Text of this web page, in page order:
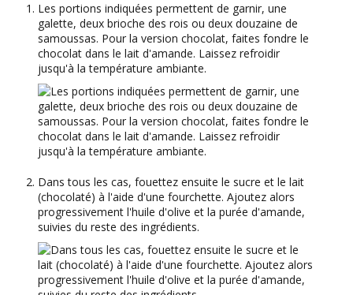
Les portions indiquées permettent de garnir, une
galette, deux brioche des rois ou deux douzaine de
samoussas. Pour la version chocolat, faites fondre le
chocolat dans le lait d'amande. Laissez refroidir
jusqu'à la température ambiante.
Dans tous les cas, fouettez ensuite le sucre et le lait
(chocolaté) à l'aide d'une fourchette. Ajoutez alors
progressivement l'huile d'olive et la purée d'amande,
suivies du reste des ingrédients.